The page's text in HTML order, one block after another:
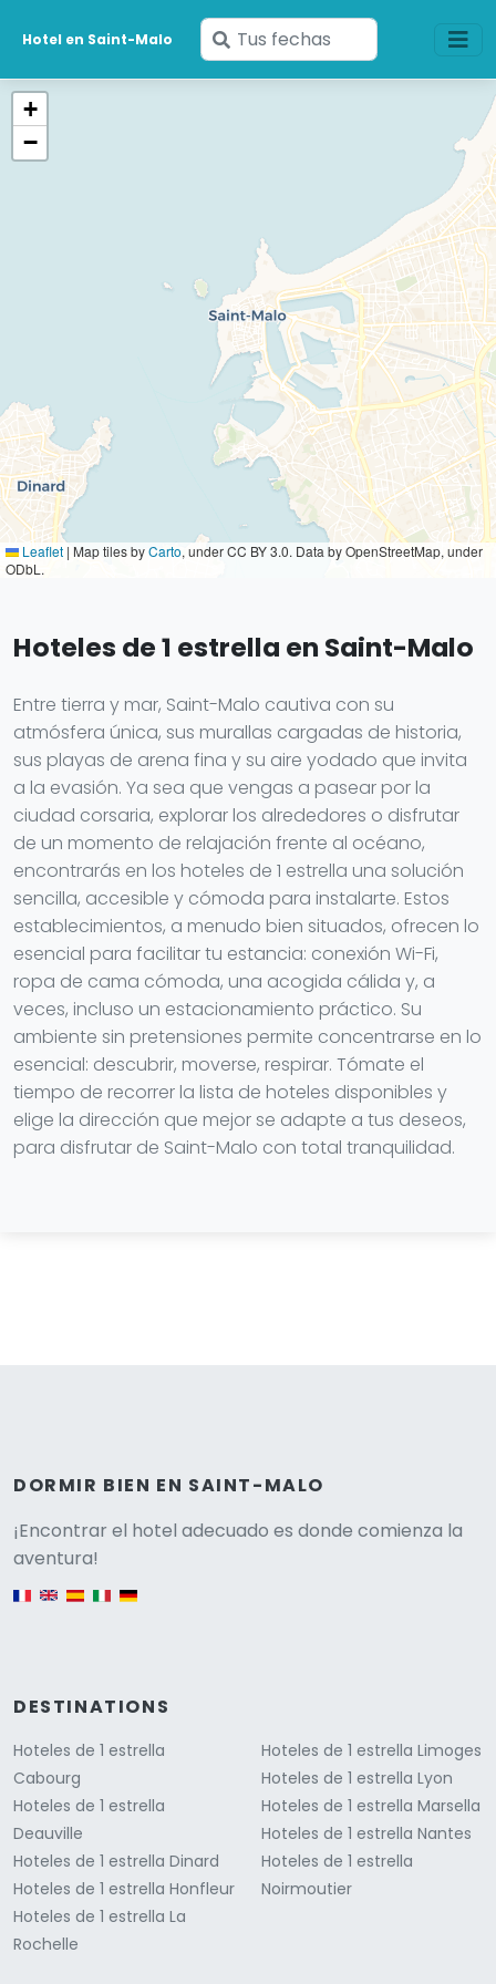
Hotel en Saint-Malo
Ingresa
tus
+
−
Leaflet | Map tiles byCarto, under CC BY 3.0. Data by OpenStreetMap, under
ODbL.
Hoteles de 1 estrella en Saint-Malo
Entre tierra y mar, Saint-Malo cautiva con su
atmósfera única, sus murallas cargadas de historia,
sus playas de arena fina y su aire yodado que invita
a la evasión. Ya sea que vengas a pasear por la
ciudad corsaria, explorar los alrededores o disfrutar
de un momento de relajación frente al océano,
encontrarás en los hoteles de 1 estrella una solución
sencilla, accesible y cómoda para instalarte. Estos
establecimientos, a menudo bien situados, ofrecen lo
esencial para facilitar tu estancia: conexión Wi-Fi,
ropa de cama cómoda, una acogida cálida y, a
veces, incluso un estacionamiento práctico. Su
ambiente sin pretensiones permite concentrarse en lo
esencial: descubrir, moverse, respirar. Tómate el
tiempo de recorrer la lista de hoteles disponibles y
elige la dirección que mejor se adapte a tus deseos,
para disfrutar de Saint-Malo con total tranquilidad.
DORMIR BIEN EN SAINT-MALO
¡Encontrar el hotel adecuado es donde comienza la
aventura!
DESTINATIONS
Hoteles de 1 estrella
Cabourg
Hoteles de 1 estrella
Deauville
Hoteles de 1 estrella Dinard
Hoteles de 1 estrella Honfleur
Hoteles de 1 estrella La
Rochelle
Hoteles de 1 estrella Limoges
Hoteles de 1 estrella Lyon
Hoteles de 1 estrella Marsella
Hoteles de 1 estrella Nantes
Hoteles de 1 estrella
Noirmoutier